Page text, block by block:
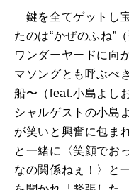
鍵を全てゲットし
たのは“かぜのふね”
ワンダーヤードに向
マソングとも呼ぶべ
船〜（feat.小島よし
シャルゲストの小島
が笑いと興奮に包ま
と一緒に〈笑顔でお
なの関係ねぇ！〉と